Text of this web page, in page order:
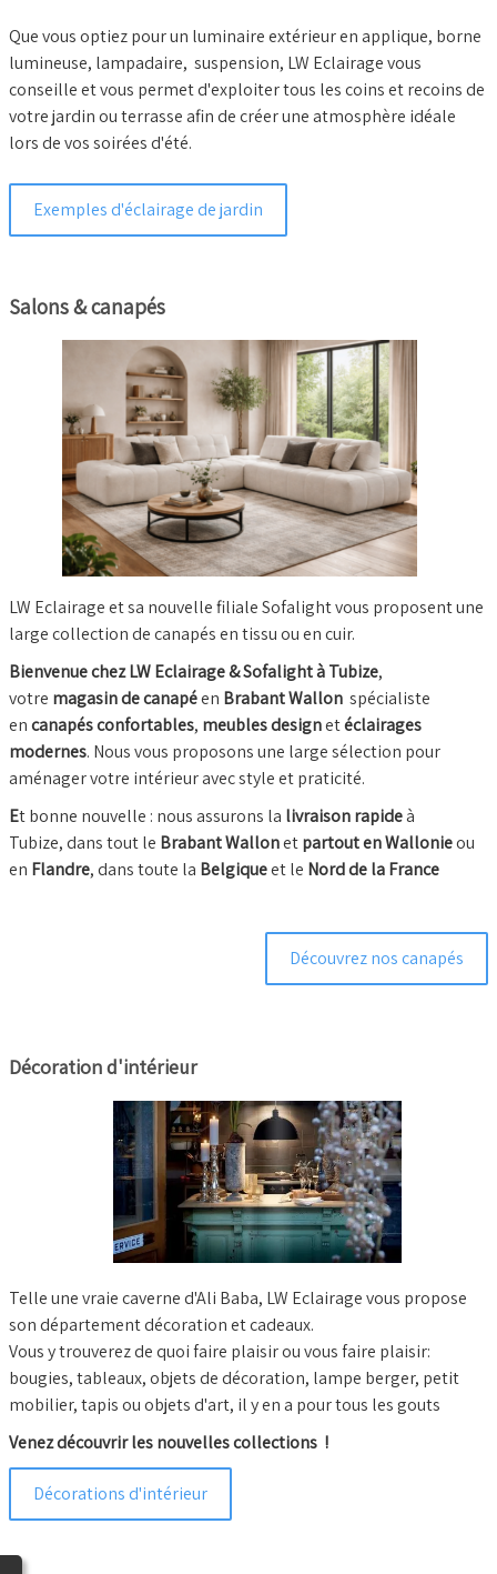
Que vous optiez pour un luminaire extérieur en applique, borne
lumineuse, lampadaire, suspension, LW Eclairage vous
conseille et vous permet d'exploiter tous les coins et recoins de
votre jardin ou terrasse afin de créer une atmosphère idéale
lors de vos soirées d'été.
Exemples d'éclairage de jardin
Salons & canapés
LW Eclairage et sa nouvelle filiale Sofalight vous proposent une
large collection de canapés en tissu ou en cuir.
Bienvenue chez LW Eclairage & Sofalight à Tubize,
votre magasin de canapéen Brabant Wallon spécialiste
encanapés confortables, meubles designetéclairages
modernes. Nous vous proposons une large sélection pour
aménager votre intérieur avec style et praticité.
Et bonne nouvelle : nous assurons la livraison rapideà
Tubize, dans tout le Brabant Wallonetpartout en Wallonieou
en Flandre, dans toute la Belgiqueet le Nord de la France
Découvrez nos canapés
Décoration d'intérieur
Telle une vraie caverne d'Ali Baba, LW Eclairage vous propose
son département décoration et cadeaux.
Vous y trouverez de quoi faire plaisir ou vous faire plaisir:
bougies, tableaux, objets de décoration, lampe berger, petit
mobilier, tapis ou objets d'art, il y en a pour tous les gouts
Venez découvrir les nouvelles collections !
Décorations d'intérieur